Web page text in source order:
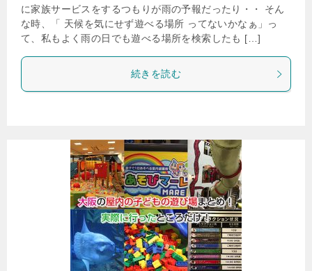
に家族サービスをするつもりが雨の予報だったり・・ そん
な時、「 天候を気にせず遊べる場所 ってないかなぁ」っ
て、私もよく雨の日でも遊べる場所を検索したも […]
続きを読む